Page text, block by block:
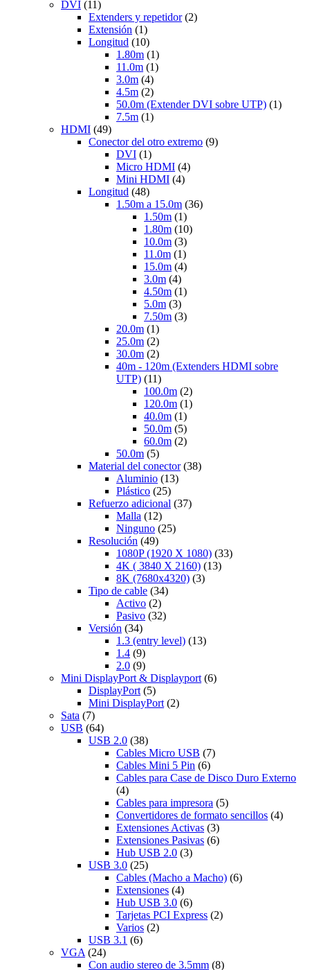
DVI (11)
Extenders y repetidor (2)
Extensión (1)
Longitud (10)
1.80m (1)
11.0m (1)
3.0m (4)
4.5m (2)
50.0m (Extender DVI sobre UTP) (1)
7.5m (1)
HDMI (49)
Conector del otro extremo (9)
DVI (1)
Micro HDMI (4)
Mini HDMI (4)
Longitud (48)
1.50m a 15.0m (36)
1.50m (1)
1.80m (10)
10.0m (3)
11.0m (1)
15.0m (4)
3.0m (4)
4.50m (1)
5.0m (3)
7.50m (3)
20.0m (1)
25.0m (2)
30.0m (2)
40m - 120m (Extenders HDMI sobre
UTP) (11)
100.0m (2)
120.0m (1)
40.0m (1)
50.0m (5)
60.0m (2)
50.0m (5)
Material del conector (38)
Aluminio (13)
Plástico (25)
Refuerzo adicional (37)
Malla (12)
Ninguno (25)
Resolución (49)
1080P (1920 X 1080) (33)
4K ( 3840 X 2160) (13)
8K (7680x4320) (3)
Tipo de cable (34)
Activo (2)
Pasivo (32)
Versión (34)
1.3 (entry level) (13)
1.4 (9)
2.0 (9)
Mini DisplayPort & Displayport (6)
DisplayPort (5)
Mini DisplayPort (2)
Sata (7)
USB (64)
USB 2.0 (38)
Cables Micro USB (7)
Cables Mini 5 Pin (6)
Cables para Case de Disco Duro Externo
(4)
Cables para impresora (5)
Convertidores de formato sencillos (4)
Extensiones Activas (3)
Extensiones Pasivas (6)
Hub USB 2.0 (3)
USB 3.0 (25)
Cables (Macho a Macho) (6)
Extensiones (4)
Hub USB 3.0 (6)
Tarjetas PCI Express (2)
Varios (2)
USB 3.1 (6)
VGA (24)
Con audio stereo de 3.5mm (8)